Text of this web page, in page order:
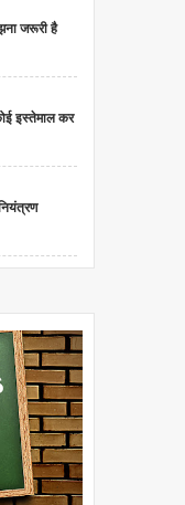
जरूरी है
इस्तेमाल कर